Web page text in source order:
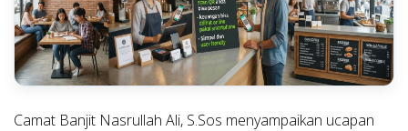
Camat Banjit Nasrullah Ali, S.Sos menyampaikan ucapan